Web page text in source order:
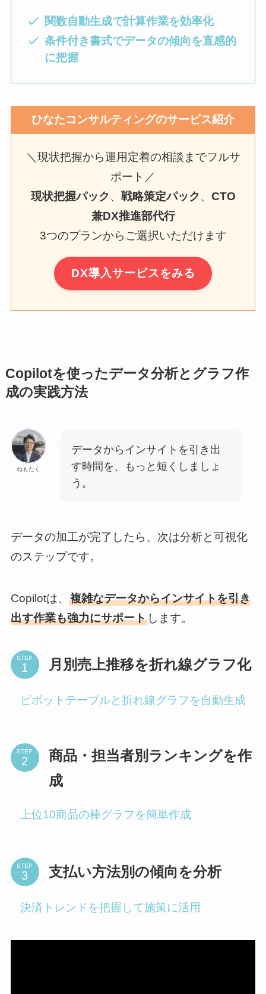
関数自動生成で計算作業を効率化
条件付き書式でデータの傾向を直感的
に把握
ひなたコンサルティングのサービス紹介
＼現状把握から運用定着の相談までフルサ
ポート／
現状把握パック、 戦略策定パック、 CTO
兼DX推進部代行
3つのプランからご選択いただけます
DX導入サービスをみる
Copilotを使ったデータ分析とグラフ作
成の実践方法
ねもたく
データからインサイトを引き出
す時間を、もっと短くしましょ
う。
データの加工が完了したら、次は分析と可視化
のステップです。
Copilotは、 複雑なデータからインサイトを引き
出す作業も強力にサポートします。
STEP 月別売上推移を折れ線グラフ化
ピボットテーブルと折れ線グラフを自動生成
STEP
商品・担当者別ランキングを作
成
上位10商品の棒グラフを簡単作成
STEP 支払い方法別の傾向を分析
決済トレンドを把握して施策に活用